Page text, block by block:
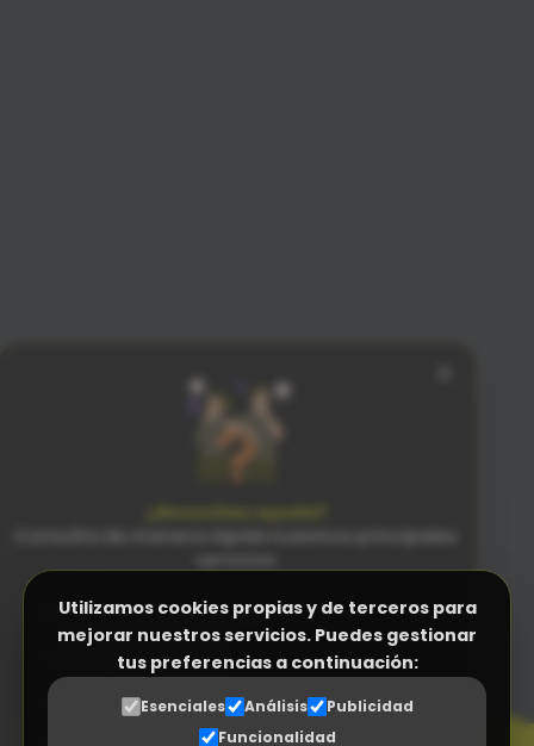
Utilizamos cookies propias y de terceros para
mejorar nuestros servicios. Puedes gestionar
tus preferencias a continuación:
Esenciales Análisis
Publicidad
Funcionalidad
PENSADOPARA LAS PERSONAS
SENCILLEZ SIN RIVAL
Facturación Electrónica (Verifactu)
Programa Control Horario
Programa a medida (ERP empresas)